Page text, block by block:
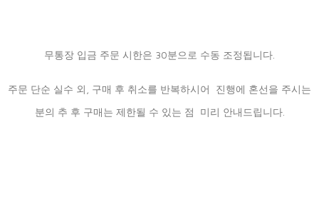
무통장 입금 주문 시한은 30분으로 수동 조정됩니다.
주문 단순 실수 외, 구매 후 취소를 반복하시어 진행에 혼선을 주시는
분의 추 후 구매는 제한될 수 있는 점 미리 안내드립니다.